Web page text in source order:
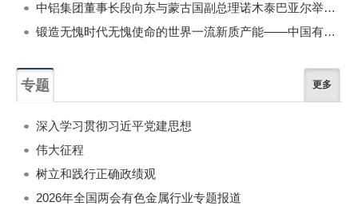
中铝集团董事长段向东与蒙古国副总理诺木泰巴亚尔举行会谈
锻造无愧时代无愧使命的世界一流新质产能——中国有色金属工业的战略应对与破局之道（二）
专题 更多
深入学习贯彻习近平党建思想
伟大征程
树立和践行正确政绩观
2026年全国两会有色金属行业专题报道